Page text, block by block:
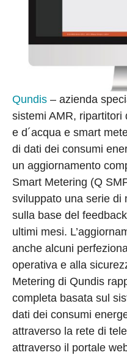
Qundis – azienda
sistemi AMR,
e d´acqua e smart
di dati dei consumi
un aggiornamento
Smart Metering (Q
sviluppato una serie di
sulla base del
ultimi mesi.
anche alcuni
operativa e alla
Metering di Qundis
completa basata sul
dati dei consumi
attraverso la rete di
attraverso il portale